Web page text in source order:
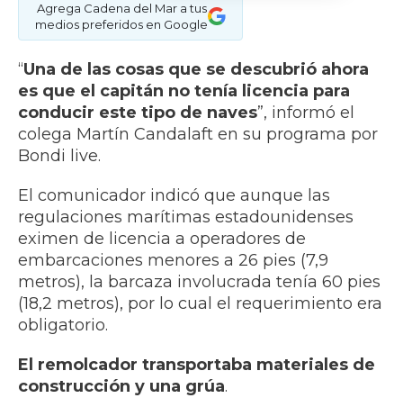
Agrega Cadena del Mar a tus
medios preferidos en Google
“Una de las cosas que se descubrió ahora
es que el capitán no tenía licencia para
conducir este tipo de naves”, informó el
colega Martín Candalaft en su programa por
Bondi live.
El comunicador indicó que aunque las
regulaciones marítimas estadounidenses
eximen de licencia a operadores de
embarcaciones menores a 26 pies (7,9
metros), la barcaza involucrada tenía 60 pies
(18,2 metros), por lo cual el requerimiento era
obligatorio.
El remolcador transportaba materiales de
construcción y una grúa.